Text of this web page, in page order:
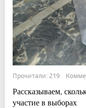
Прочитали: 219
Рассказываем,
участие в выборах